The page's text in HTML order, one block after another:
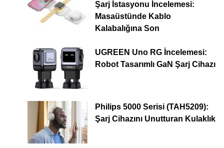
Şarj İstasyonu İncelemesi:
Masaüstünde Kablo
Kalabalığına Son
UGREEN Uno RG İncelemesi:
Robot Tasarımlı GaN Şarj Cihazı
Philips 5000 Serisi (TAH5209):
Şarj Cihazını Unutturan Kulaklık